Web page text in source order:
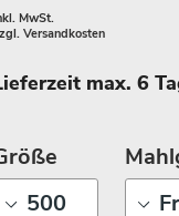
MwSt.
Versandkosten
max. 6